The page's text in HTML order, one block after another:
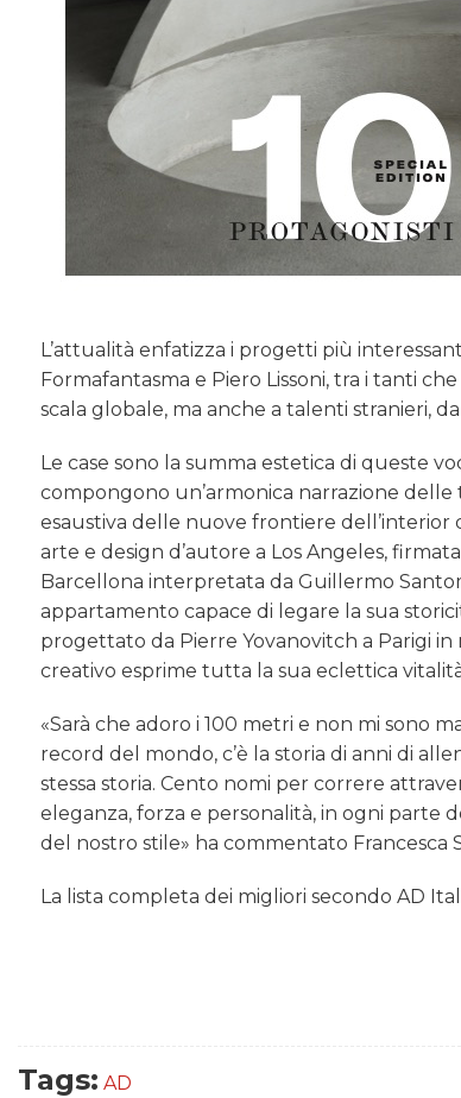
L’attualità enfatizza i progetti più
Formafantasma e Piero Lissoni, tra i tanti
scala globale, ma anche a talenti stranieri,
Le case sono la summa estetica di queste
compongono un’armonica narrazione
esaustiva delle nuove frontiere
arte e design d’autore a Los Angeles,
Barcellona interpretata da Guillermo
appartamento capace di legare la sua
progettato da Pierre Yovanovitch a Parigi in
creativo esprime tutta la sua eclettica
«Sarà che adoro i 100 metri e non mi sono
record del mondo, c’è la storia di anni di
stessa storia. Cento nomi per correre
eleganza, forza e personalità, in ogni parte
del nostro stile» ha commentato
La lista completa dei migliori secondo AD
Tags: AD